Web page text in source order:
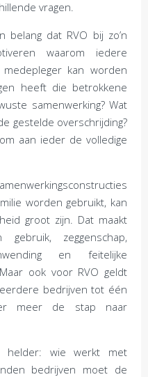
vragen.
dat RVO bij zo’n
waarom iedere
kan worden
heeft die betrokkene
samenwerking? Wat
gestelde overschrijding?
aan ieder de volledige
worden gebruikt, kan
groot zijn. Dat maakt
gebruik, zeggenschap,
en feitelijke
ook voor RVO geldt
bedrijven tot één
meer de stap naar
wie werkt met
bedrijven moet de